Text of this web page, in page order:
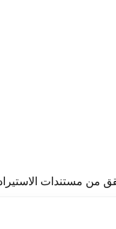
من مستندات